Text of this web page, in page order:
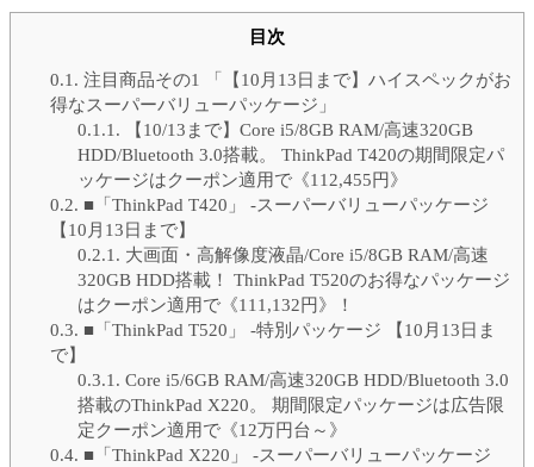
目次
0.1. 注目商品その1 「【10月13日まで】ハイスペックがお
得なスーパーバリューパッケージ」
0.1.1. 【10/13まで】Core i5/8GB RAM/高速320GB
HDD/Bluetooth 3.0搭載。 ThinkPad T420の期間限定パ
ッケージはクーポン適用で《112,455円》
0.2. ■「ThinkPad T420」 -スーパーバリューパッケージ
【10月13日まで】
0.2.1. 大画面・高解像度液晶/Core i5/8GB RAM/高速
320GB HDD搭載！ ThinkPad T520のお得なパッケージ
はクーポン適用で《111,132円》！
0.3. ■「ThinkPad T520」 -特別パッケージ 【10月13日ま
で】
0.3.1. Core i5/6GB RAM/高速320GB HDD/Bluetooth 3.0
搭載のThinkPad X220。 期間限定パッケージは広告限
定クーポン適用で《12万円台～》
0.4. ■「ThinkPad X220」 -スーパーバリューパッケージ